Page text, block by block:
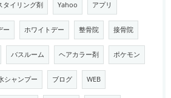
タイリング剤 Yahoo アプリ
ー ホワイトデー 整骨院 接骨院
バスルーム ヘアカラー剤 ポケモン
シャンプー ブログ WEB